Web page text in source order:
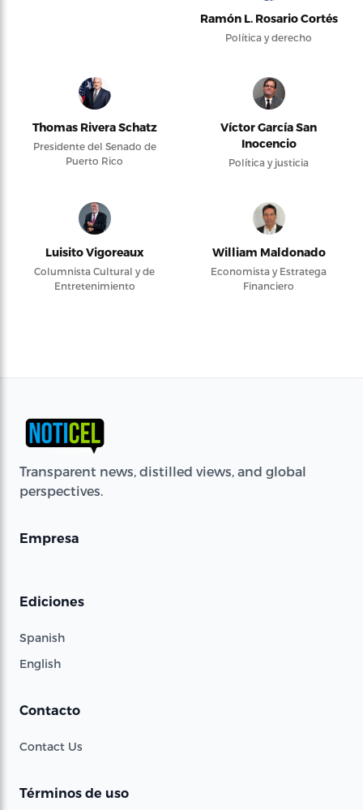
Ramón L. Rosario Cortés
Política y derecho
Thomas Rivera Schatz
Presidente del Senado de
Puerto Rico
Víctor García San
Inocencio
Política y justicia
Luisito Vigoreaux
Columnista Cultural y de
Entretenimiento
William Maldonado
Economista y Estratega
Financiero
Transparent news, distilled views, and global
perspectives.
Empresa
Ediciones
Spanish
English
Contacto
Contact Us
Términos de uso